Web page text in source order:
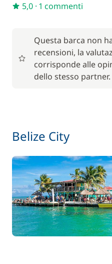
Lenzuola
Paddle (SUP)
Pensione completa
Pulizia finale
Servizio di cambusa
5,0 · 1 commenti
Questa barca non
recensioni, la
corrisponde alle
dello stesso partner.
Belize City